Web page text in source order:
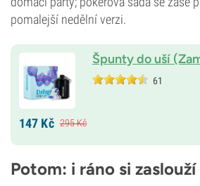
pomalejší nedělní verzi.
Špunty do uší
61
147 Kč 295Kč
Potom: i ráno si zaslouží